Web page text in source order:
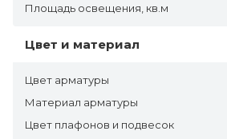
Площадь освещения, кв.м
Цвет и материал
Цвет арматуры
Материал арматуры
Цвет плафонов и подвесок